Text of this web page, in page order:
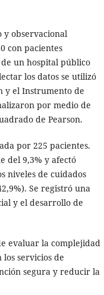
observacional
con pacientes
un hospital público
los datos se utilizó
y el Instrumento de
por medio de
de Pearson.
por 225 pacientes.
del 9,3% y afectó
niveles de cuidados
Se registró una
y el desarrollo de
evaluar la complejidad
los servicios de
segura y reducir la